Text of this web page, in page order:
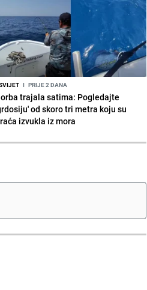
I PRIJE 2 DANA
trajala satima: Pogledajte
od skoro tri metra koju su
izvukla iz mora